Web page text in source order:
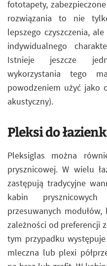
fototapety,
rozwiązania to nie
lepszego czyszczenia,
indywidualnego
Istnieje jeszcze
wykorzystania tego
powodzeniem użyć jako
akustyczny).
Pleksi do
Pleksiglas można
prysznicowej. W wielu
zastępują tradycyjne
kabin
przesuwanych
zależności od preferencji
tym przypadku
mleczna lub plexi